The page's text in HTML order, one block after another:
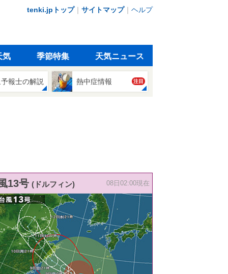
tenki.jpトップ｜ サイトマップ｜ ヘルプ
気 季節特集 天気ニュース
報士の解説 熱中症情報 注目
13号 (ドルフィン) 08日02:00現在